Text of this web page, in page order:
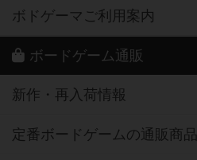
ボドゲーマご利用案内
ボードゲーム通販
新作・再入荷情報
定番ボードゲームの通販商品